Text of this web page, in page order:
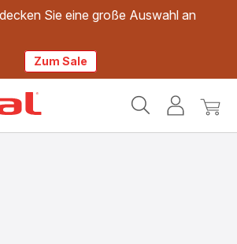
Sie eine große Auswahl an
Zum Sale
Mein
Mein